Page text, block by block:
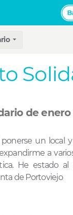
de
ponerse un local
a
He estado al
de Portoviejo